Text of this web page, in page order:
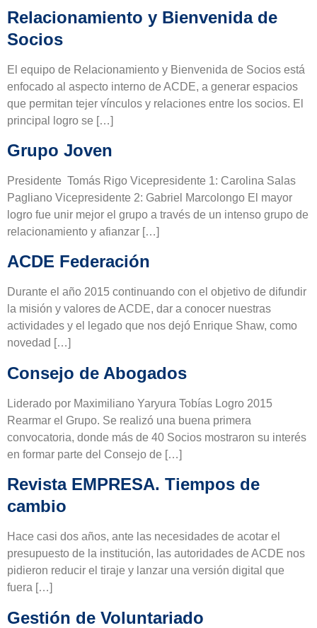
Relacionamiento y Bienvenida de
Socios
El equipo de Relacionamiento y Bienvenida de Socios está
enfocado al aspecto interno de ACDE, a generar espacios
que permitan tejer vínculos y relaciones entre los socios. El
principal logro se […]
Grupo Joven
Presidente Tomás Rigo Vicepresidente 1: Carolina Salas
Pagliano Vicepresidente 2: Gabriel Marcolongo El mayor
logro fue unir mejor el grupo a través de un intenso grupo de
relacionamiento y afianzar […]
ACDE Federación
Durante el año 2015 continuando con el objetivo de difundir
la misión y valores de ACDE, dar a conocer nuestras
actividades y el legado que nos dejó Enrique Shaw, como
novedad […]
Consejo de Abogados
Liderado por Maximiliano Yaryura Tobías Logro 2015
Rearmar el Grupo. Se realizó una buena primera
convocatoria, donde más de 40 Socios mostraron su interés
en formar parte del Consejo de […]
Revista EMPRESA. Tiempos de
cambio
Hace casi dos años, ante las necesidades de acotar el
presupuesto de la institución, las autoridades de ACDE nos
pidieron reducir el tiraje y lanzar una versión digital que
fuera […]
Gestión de Voluntariado